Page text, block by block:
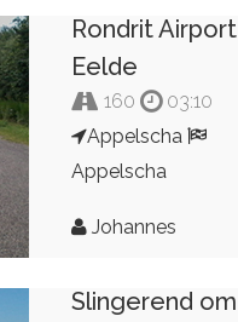
Rondrit Airport
Eelde
160
03:10
Appelscha
Appelscha
Johannes
Slingerend om